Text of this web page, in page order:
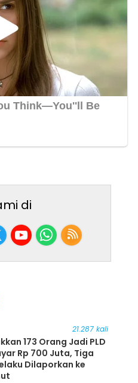
di
21.287 kali
173 Orang Jadi PLD
Rp 700 Juta, Tiga
Dilaporkan ke